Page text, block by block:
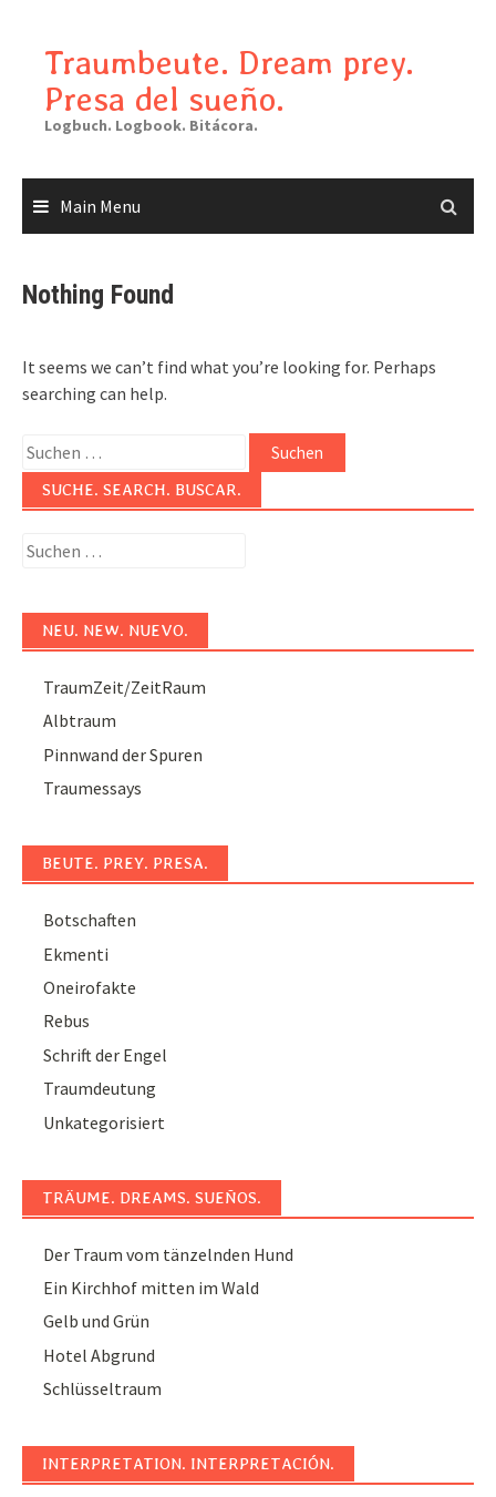
contentTraumbeute. Dream prey.
Presa del sueño.
Logbuch. Logbook. Bitácora.
Main Menu
Nothing Found
It seems we can’t find what you’re looking for. Perhaps
searching can help.
Suchen
nach:
SUCHE. SEARCH. BUSCAR.
Suchen
NEU. NEW. NUEVO.
TraumZeit/ZeitRaum
Albtraum
Pinnwand der Spuren
Traumessays
BEUTE. PREY. PRESA.
Botschaften
Ekmenti
Oneirofakte
Rebus
Schrift der Engel
Traumdeutung
Unkategorisiert
TRÄUME. DREAMS. SUEÑOS.
Der Traum vom tänzelnden Hund
Ein Kirchhof mitten im Wald
Gelb und Grün
Hotel Abgrund
Schlüsseltraum
INTERPRETATION. INTERPRETACIÓN.